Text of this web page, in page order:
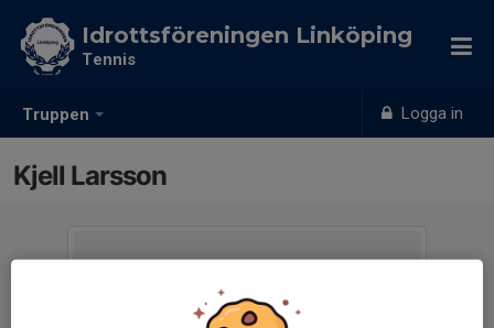
Truppen Logga in
Idrottsföreningen Linköping
Tennis
Kjell Larsson